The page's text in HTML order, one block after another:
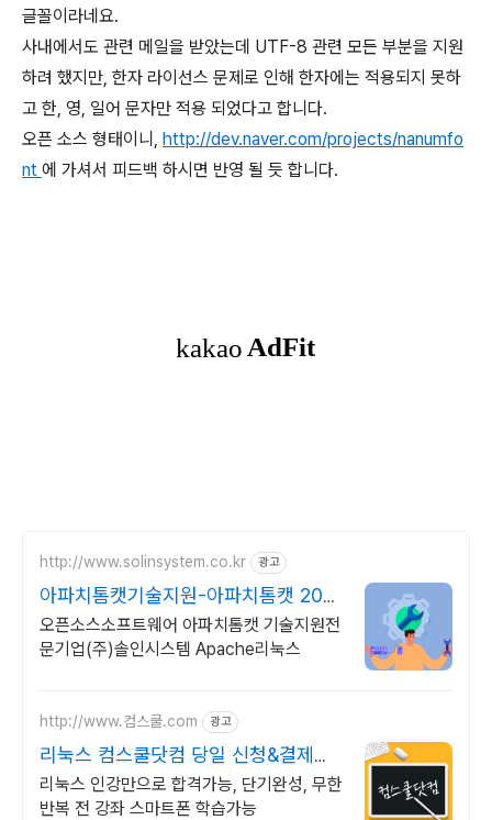
글꼴이라네요.
사내에서도 관련 메일을 받았는데 UTF-8 관련 모든 부분을 지원
하려 했지만, 한자 라이선스 문제로 인해 한자에는 적용되지 못하
고 한, 영, 일어 문자만 적용 되었다고 합니다.
오픈 소스 형태이니, http://dev.naver.com/projects/nanumfo
nt 에 가셔서 피드백 하시면 반영 될 듯 합니다.
http://www.solinsystem.co.kr 광고
아파치톰캣기술지원-아파치톰캣 20년
이상 기술지원 노하우
오픈소스소프트웨어 아파치톰캣 기술지원전
문기업(주)솔인시스템 Apache리눅스
http://www.컴스쿨.com 광고
리눅스 컴스쿨닷컴 당일 신청&결제시
기프티콘!
리눅스 인강만으로 합격가능, 단기완성, 무한
반복 전 강좌 스마트폰 학습가능